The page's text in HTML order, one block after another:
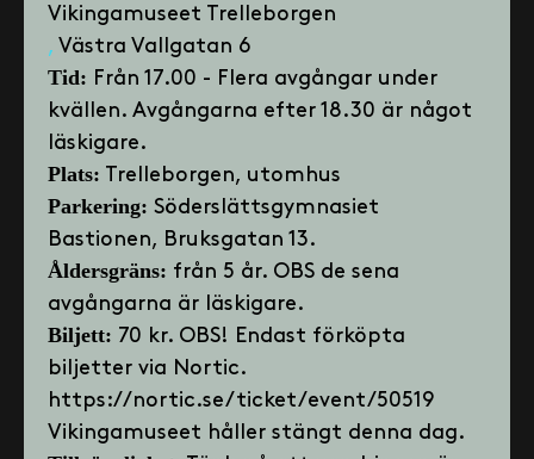
Vikingamuseet Trelleborgen
Västra Vallgatan 6
Tid: Från 17.00 - Flera avgångar under
kvällen. Avgångarna efter 18.30 är något
läskigare.
Plats: Trelleborgen, utomhus
Parkering: Söderslättsgymnasiet
Bastionen, Bruksgatan 13.
Åldersgräns: från 5 år. OBS de sena
avgångarna är läskigare.
Biljett: 70 kr. OBS! Endast förköpta
biljetter via Nortic.
https://nortic.se/ticket/event/50519
Vikingamuseet håller stängt denna dag.